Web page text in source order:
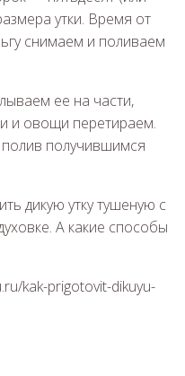
утки. Время от
снимаем и поливаем
ее на части,
и овощи перетираем.
получившимся
дикую утку тушеную с
А какие способы
kak-prigotovit-dikuyu-